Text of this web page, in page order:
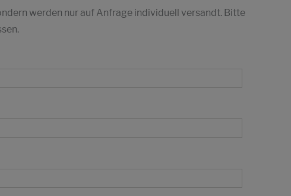
werden nur auf Anfrage individuell versandt. Bitte